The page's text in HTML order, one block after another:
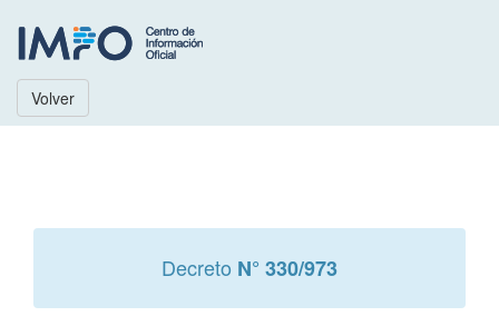
Volver
Decreto N° 330/973